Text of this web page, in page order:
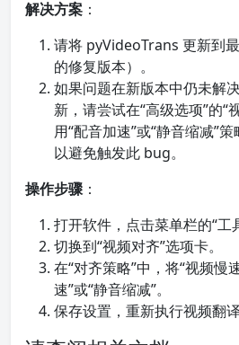
解决方案 ：
请将 pyVideoTrans 更新到
的修复版本）。
如果问题在新版本中仍未解
新，请尝试在“高级选项”的“
用“配音加速”或“静音缩减”策
以避免触发此 bug。
操作步骤：
打开软件，点击菜单栏的“工
切换到“视频对齐”选项卡。
在“对齐策略”中，将“视频慢
速”或“静音缩减”。
保存设置，重新执行视频翻译